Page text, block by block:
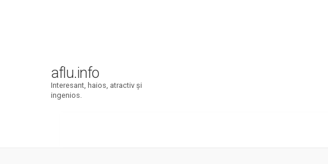
aflu.info
Interesant, haios, atractiv şi
ingenios.